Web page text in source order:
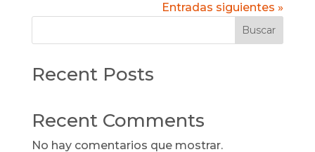
Entradas siguientes »
Buscar
Recent Posts
Recent Comments
No hay comentarios que mostrar.